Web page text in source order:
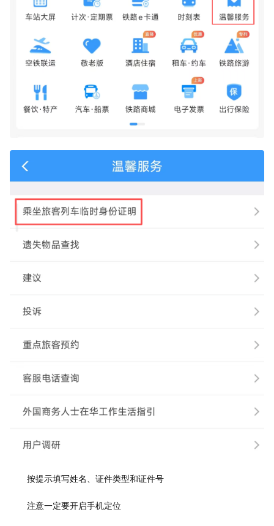
按提示填写姓名、证件类型和证件号
注意一定要开启手机定位